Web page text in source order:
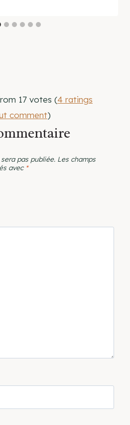
17 votes (4 ratings
comment)
pas publiée. Les champs
avec *